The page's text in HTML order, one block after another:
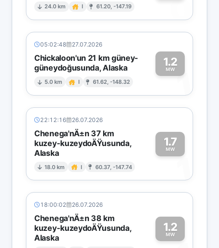
24.0 km I 61.20, -147.19 0
05:02:48 27.07.2026
Chickaloon'un 21 km güney-
güneydoğusunda, Alaska
5.0 km I 61.62, -148.32
1.2
MW1
22:12:16 26.07.2026
Chenega'nÄ±n 37 km
kuzey-kuzeydoÄŸusunda,
Alaska
18.0 km I 60.37, -147.74
1.7
MW
1
18:00:02 26.07.2026
Chenega'nÄ±n 38 km
kuzey-kuzeydoÄŸusunda,
Alaska
1.2
MW